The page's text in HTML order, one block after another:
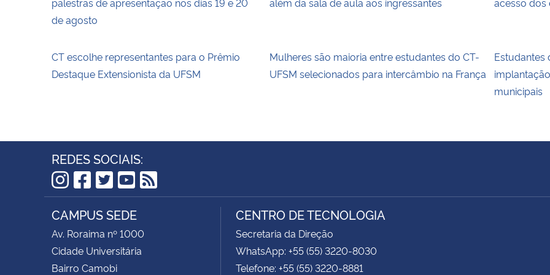
de agosto
CT escolhe representantes para o Prêmio
Destaque Extensionista da UFSM
Mulheres são maioria entre estudantes do CT-
UFSM selecionados para intercâmbio na França
Estudantes
municipais
REDES SOCIAIS:
Instagram
Facebook
Twitter
YouTube
RSS
CAMPUS SEDE
Av. Roraima nº 1000
Cidade Universitária
Bairro Camobi
CENTRO DE TECNOLOGIA
Secretaria da Direção
WhatsApp: +55 (55) 3220-8030
Telefone: +55 (55) 3220-8881